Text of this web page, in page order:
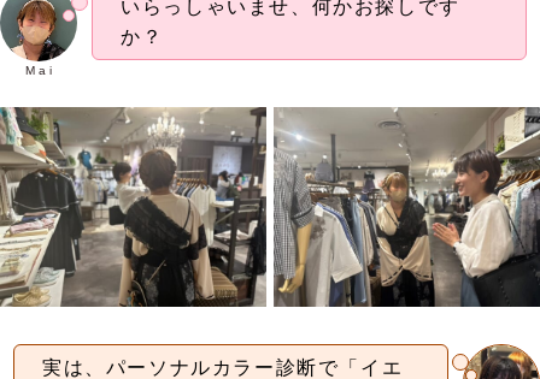
M a i
いらっしゃいませ、何かお探しです
か？
実は、パーソナルカラー診断で「イエ